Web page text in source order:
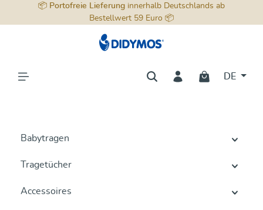
springen
📦 Portofreie Lieferung innerhalb Deutschlands ab
Bestellwert 59 Euro 📦
DE
Babytragen
Tragetücher
Accessoires